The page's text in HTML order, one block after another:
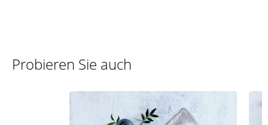
Probieren Sie auch